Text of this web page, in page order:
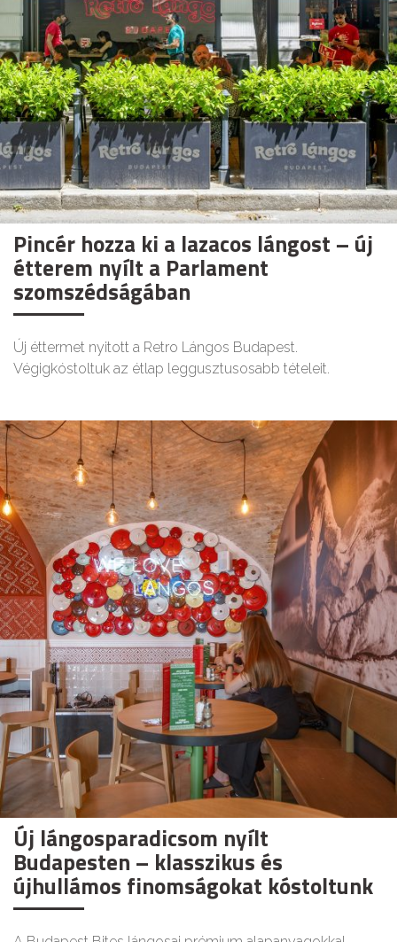
Pincér hozza ki a lazacos lángost – új
étterem nyílt a Parlament
szomszédságában
Új éttermet nyitott a Retro Lángos Budapest.
Végigkóstoltuk az étlap leggusztusosabb tételeit.
Új lángosparadicsom nyílt
Budapesten – klasszikus és
újhullámos finomságokat kóstoltunk